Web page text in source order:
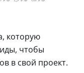
которую
чтобы
в свой проект.